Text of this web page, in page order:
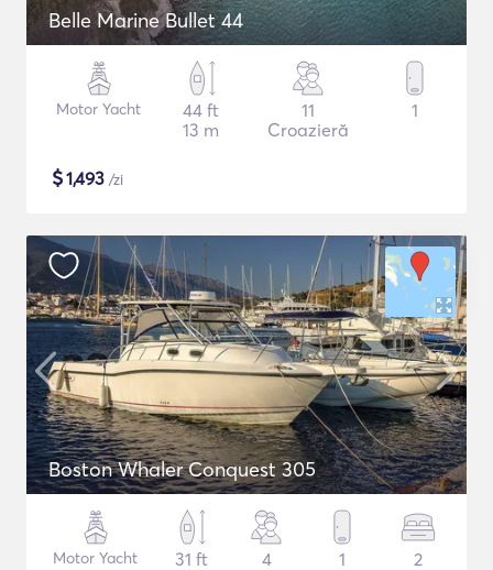
Belle Marine Bullet 44
Motor Yacht
44 ft
13 m
11
Croazieră
1
$1,493 /zi
Boston Whaler Conquest 305
Motor Yacht
31 ft
4 1 2